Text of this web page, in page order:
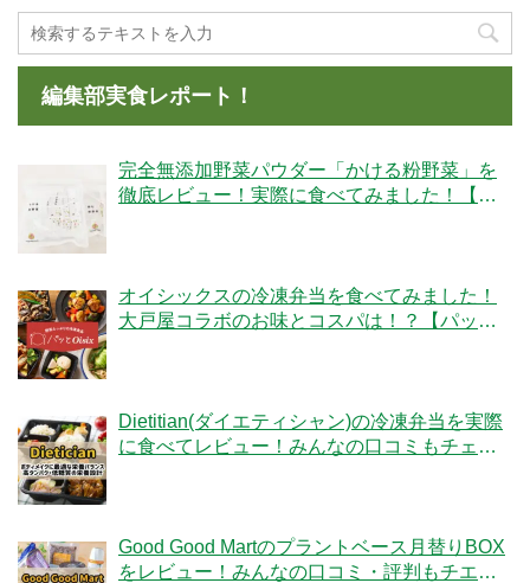
編集部実食レポート！
完全無添加野菜パウダー「かける粉野菜」を
徹底レビュー！実際に食べてみました！【ベ
オイシックスの冷凍弁当を食べてみました！
大戸屋コラボのお味とコスパは！？【パッと
Dietitian(ダイエティシャン)の冷凍弁当を実際
に食べてレビュー！みんなの口コミもチェッ
Good Good Martのプラントベース月替りBOX
をレビュー！みんなの口コミ・評判もチエッ